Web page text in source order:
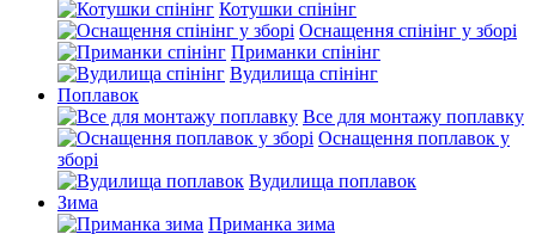
Котушки спінінг
Оснащення спінінг у зборі
Приманки спінінг
Вудилища спінінг
Поплавок
Все для монтажу поплавку
Оснащення поплавок у
зборі
Вудилища поплавок
Зима
Приманка зима